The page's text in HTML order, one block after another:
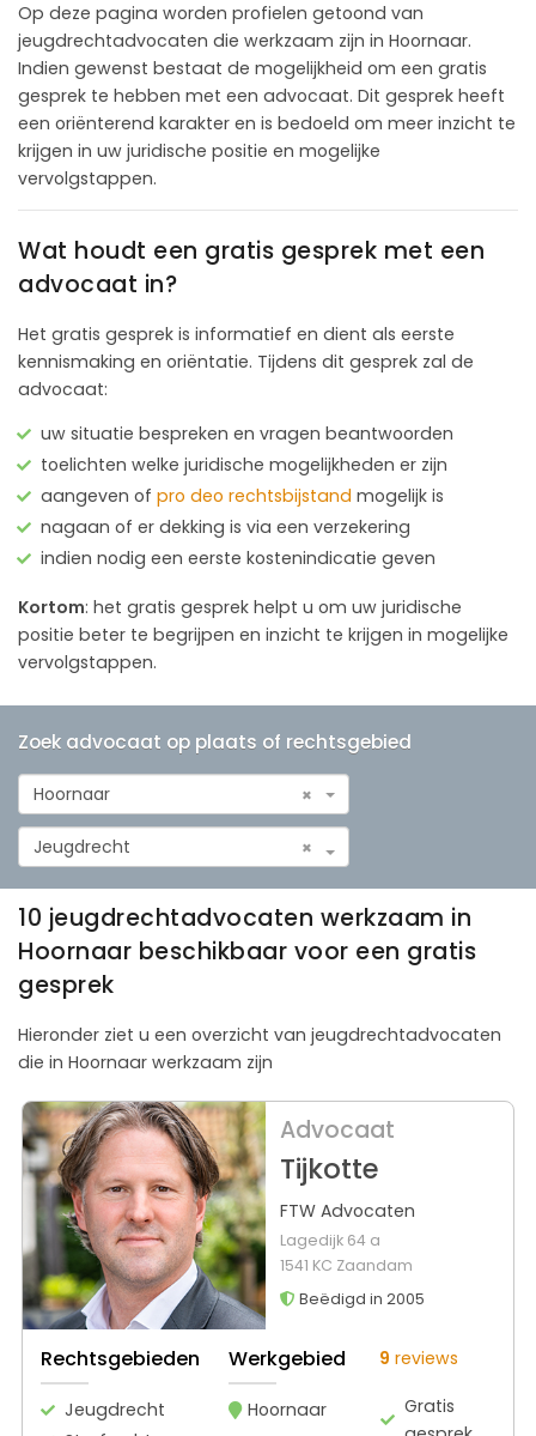
Op deze pagina worden profielen getoond van
jeugdrechtadvocaten die werkzaam zijn in Hoornaar.
Indien gewenst bestaat de mogelijkheid om een gratis
gesprek te hebben met een advocaat. Dit gesprek heeft
een oriënterend karakter en is bedoeld om meer inzicht te
krijgen in uw juridische positie en mogelijke
vervolgstappen.
Wat houdt een gratis gesprek met een
advocaat in?
Het gratis gesprek is informatief en dient als eerste
kennismaking en oriëntatie. Tijdens dit gesprek zal de
advocaat:
uw situatie bespreken en vragen beantwoorden
toelichten welke juridische mogelijkheden er zijn
aangeven of pro deo rechtsbijstand mogelijk is
nagaan of er dekking is via een verzekering
indien nodig een eerste kostenindicatie geven
Kortom: het gratis gesprek helpt u om uw juridische
positie beter te begrijpen en inzicht te krijgen in mogelijke
vervolgstappen.
Zoek advocaat op plaats of rechtsgebied
×
Hoornaar
×
Jeugdrecht
10 jeugdrechtadvocaten werkzaam in
Hoornaar beschikbaar voor een gratis
gesprek
Hieronder ziet u een overzicht van jeugdrechtadvocaten
die in Hoornaar werkzaam zijn
Advocaat
Tijkotte
FTW Advocaten
Lagedijk 64 a
1541 KC Zaandam
Beëdigd in 2005
Rechtsgebieden
Jeugdrecht
Werkgebied
Hoornaar
9 reviews
Gratis